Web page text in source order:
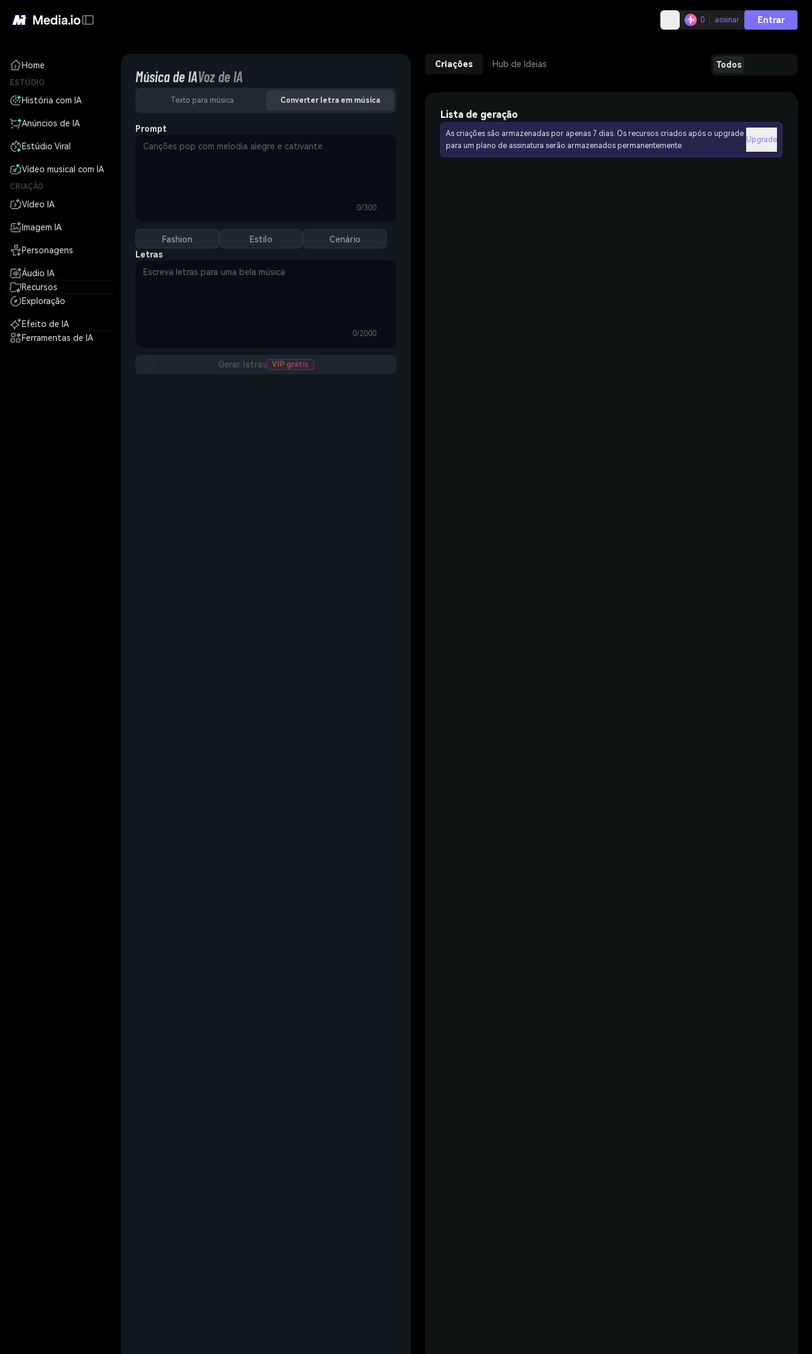
0 assinar Entrar
Home
ESTÚDIO
História com IA
Anúncios de IA
Estúdio Viral
Vídeo musical com IA
CRIAÇÃO
Vídeo IA
Imagem IA
Personagens
Áudio IA
Recursos
Exploração
Efeito de IA
Ferramentas de IA
Música de IAVoz de IA
Texto para música Converter letra em música
Prompt
0/300
Fashion Estilo
Cenário
Letras
0/2000
Gerar letras VIP grátis
Criações Hub de Ideias Todos
Lista de geração
As criações são armazenadas por apenas 7 dias. Os recursos criados após o upgrade
para um plano de assinatura serão armazenados permanentemente.
Upgrade